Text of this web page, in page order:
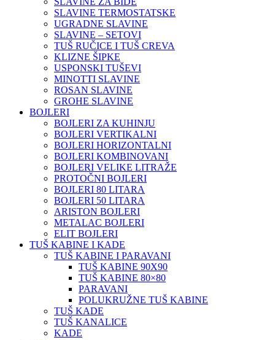
SLAVINE TERMOSTATSKE
UGRADNE SLAVINE
SLAVINE – SETOVI
TUŠ RUČICE I TUŠ CREVA
KLIZNE ŠIPKE
USPONSKI TUŠEVI
MINOTTI SLAVINE
ROSAN SLAVINE
GROHE SLAVINE
BOJLERI
BOJLERI ZA KUHINJU
BOJLERI VERTIKALNI
BOJLERI HORIZONTALNI
BOJLERI KOMBINOVANI
BOJLERI VELIKE LITRAŽE
PROTOČNI BOJLERI
BOJLERI 80 LITARA
BOJLERI 50 LITARA
ARISTON BOJLERI
METALAC BOJLERI
ELIT BOJLERI
TUŠ KABINE I KADE
TUŠ KABINE I PARAVANI
TUŠ KABINE 90X90
TUŠ KABINE 80×80
PARAVANI
POLUKRUŽNE TUŠ KABINE
TUŠ KADE
TUŠ KANALICE
KADE